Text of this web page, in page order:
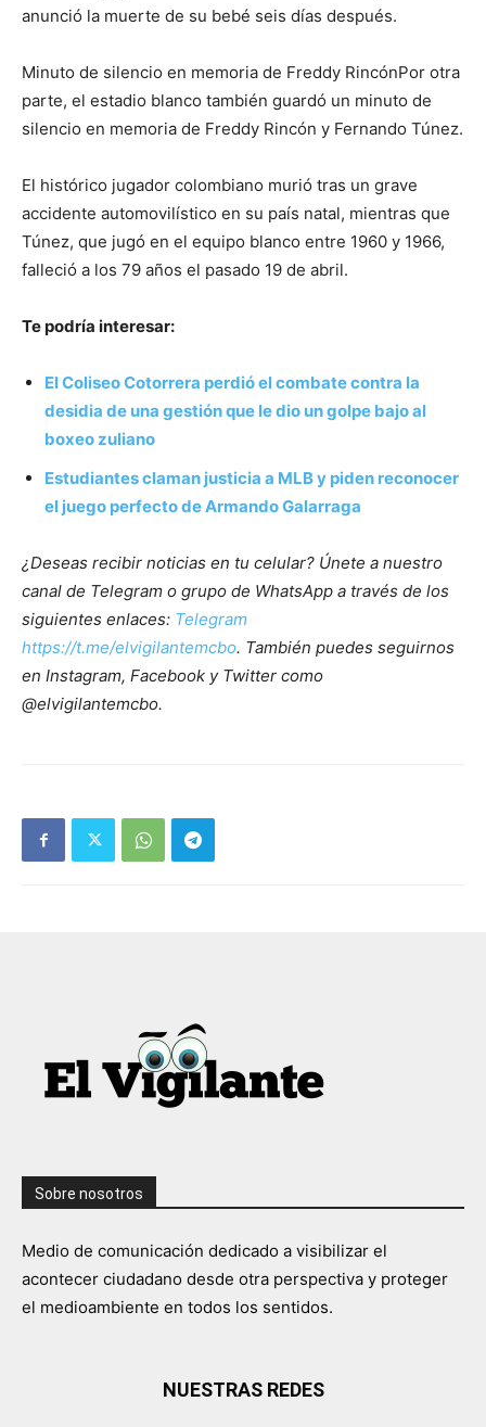
anunció la muerte de su bebé seis días después.
Minuto de silencio en memoria de Freddy RincónPor otra
parte, el estadio blanco también guardó un minuto de
silencio en memoria de Freddy Rincón y Fernando Túnez.
El histórico jugador colombiano murió tras un grave
accidente automovilístico en su país natal, mientras que
Túnez, que jugó en el equipo blanco entre 1960 y 1966,
falleció a los 79 años el pasado 19 de abril.
Te podría interesar:
El Coliseo Cotorrera perdió el combate contra la
desidia de una gestión que le dio un golpe bajo al
boxeo zuliano
Estudiantes claman justicia a MLB y piden reconocer
el juego perfecto de Armando Galarraga
¿Deseas recibir noticias en tu celular? Únete a nuestro
canal de Telegram o grupo de WhatsApp a través de los
siguientes enlaces: Telegram
https://t.me/elvigilantemcbo. También puedes seguirnos
en Instagram, Facebook y Twitter como
@elvigilantemcbo.
Sobre nosotros
Medio de comunicación dedicado a visibilizar el
acontecer ciudadano desde otra perspectiva y proteger
el medioambiente en todos los sentidos.
NUESTRAS REDES